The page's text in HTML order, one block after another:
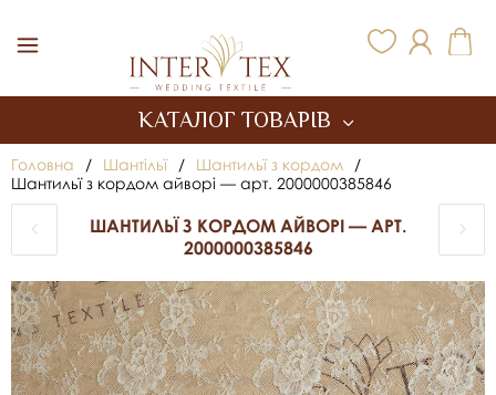
КАТАЛОГ ТОВАРІВ
Головна / Шантільї / Шантильї з кордом
/
Шантильї з кордом айворі — арт. 2000000385846
ШАНТИЛЬЇ З КОРДОМ АЙВОРІ — АРТ.
2000000385846